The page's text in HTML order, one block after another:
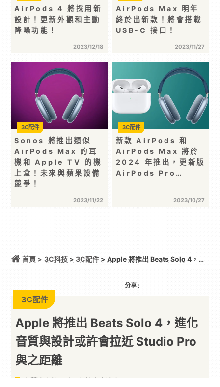
AirPods 4 將採用新
設計！更新外觀和主動
降噪功能！
2023/12/18
AirPods Max 明年
終於出新款！將會搭載
USB-C 接口！
2023/11/27
Sonos 將推出類似
AirPods Max 的耳
機和 Apple TV 的機
上盒！未來與蘋果設備
競爭！
2023/11/22
3C配件
新款 AirPods 和
AirPods Max 將於
2024 年推出，更新版
AirPods Pro…
2023/10/27
3C配件
首頁 > 3C科技> 3C配件> Apple 將推出 Beats Solo 4，進
分享 :
3C配件
Apple 將推出 Beats Solo 4，進化
音質與設計或許會拉近 Studio Pro
與之距離